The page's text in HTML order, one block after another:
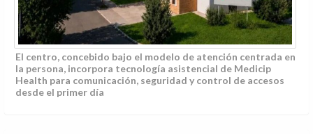
El centro, concebido bajo el modelo de atención centrada en
la persona, incorpora tecnología asistencial de Medicip
Health para comunicación, seguridad y control de accesos
desde el primer día